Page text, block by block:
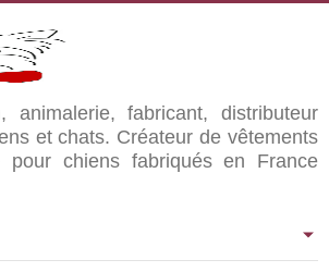
animalerie, fabricant, distributeur
et chats. Créateur de vêtements
pour chiens fabriqués en France